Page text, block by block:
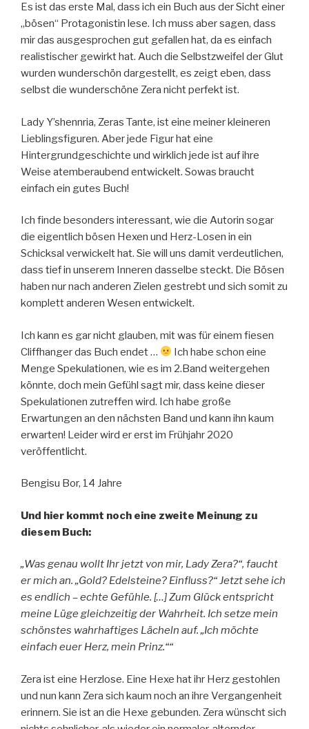
Es ist das erste Mal, dass ich ein Buch aus der Sicht einer
„bösen“ Protagonistin lese. Ich muss aber sagen, dass
mir das ausgesprochen gut gefallen hat, da es einfach
realistischer gewirkt hat. Auch die Selbstzweifel der Glut
wurden wunderschön dargestellt, es zeigt eben, dass
selbst die wunderschöne Zera nicht perfekt ist.
Lady Y’shennria, Zeras Tante, ist eine meiner kleineren
Lieblingsfiguren. Aber jede Figur hat eine
Hintergrundgeschichte und wirklich jede ist auf ihre
Weise atemberaubend entwickelt. Sowas braucht
einfach ein gutes Buch!
Ich finde besonders interessant, wie die Autorin sogar
die eigentlich bösen Hexen und Herz-Losen in ein
Schicksal verwickelt hat. Sie will uns damit verdeutlichen,
dass tief in unserem Inneren dasselbe steckt. Die Bösen
haben nur nach anderen Zielen gestrebt und sich somit zu
komplett anderen Wesen entwickelt.
Ich kann es gar nicht glauben, mit was für einem fiesen
Cliffhanger das Buch endet …
Ich habe schon eine
Menge Spekulationen, wie es im 2.Band weitergehen
könnte, doch mein Gefühl sagt mir, dass keine dieser
Spekulationen zutreffen wird. Ich habe große
Erwartungen an den nächsten Band und kann ihn kaum
erwarten! Leider wird er erst im Frühjahr 2020
veröffentlicht.
Bengisu Bor, 14 Jahre
Und hier kommt noch eine zweite Meinung zu
diesem Buch:
„Was genau wollt Ihr jetzt von mir, Lady Zera?“, faucht
er mich an. „Gold? Edelsteine? Einfluss?“ Jetzt sehe ich
es endlich – echte Gefühle. […] Zum Glück entspricht
meine Lüge gleichzeitig der Wahrheit. Ich setze mein
schönstes wahrhaftiges Lächeln auf. „Ich möchte
einfach euer Herz, mein Prinz.““
Zera ist eine Herzlose. Eine Hexe hat ihr Herz gestohlen
und nun kann Zera sich kaum noch an ihre Vergangenheit
erinnern. Sie ist an die Hexe gebunden. Zera wünscht sich